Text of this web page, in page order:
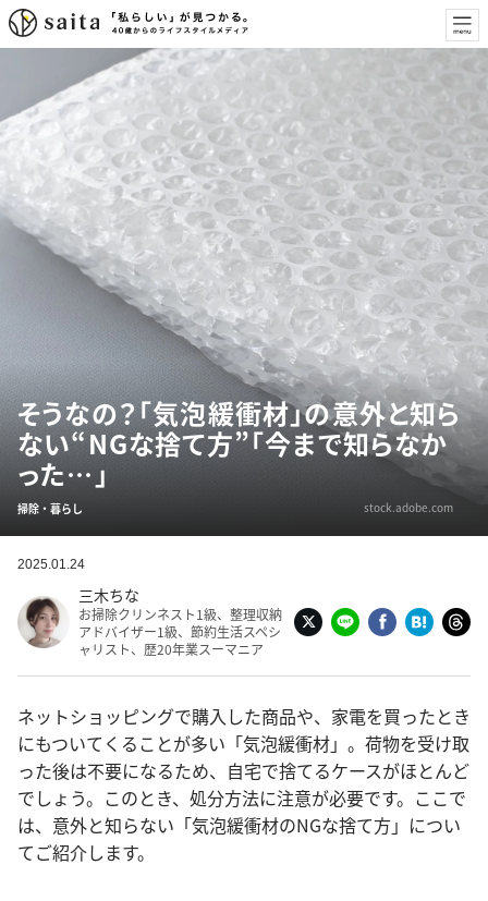
そうなの？「気泡緩衝材」の意外と知ら
ない“NGな捨て方”「今まで知らなか
った…」
掃除・暮らし stock.adobe.com
2025.01.24
三木ちな
お掃除クリンネスト1級、整理収納
アドバイザー1級、節約生活スペシ
ャリスト、歴20年業スーマニア
ネットショッピングで購入した商品や、家電を買ったとき
にもついてくることが多い「気泡緩衝材」。荷物を受け取
った後は不要になるため、自宅で捨てるケースがほとんど
でしょう。このとき、処分方法に注意が必要です。ここで
は、意外と知らない「気泡緩衝材のNGな捨て方」につい
てご紹介します。